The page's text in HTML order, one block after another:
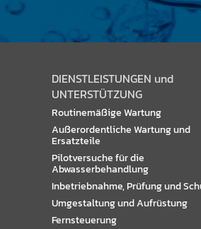
DIENSTLEISTUNGEN und
UNTERSTÜTZUNG
Routinemäßige Wartung
Außerordentliche Wartung und
Ersatzteile
Pilotversuche für die
Abwasserbehandlung
Inbetriebnahme, Prüfung und
Umgestaltung und Aufrüstung
Fernsteuerung